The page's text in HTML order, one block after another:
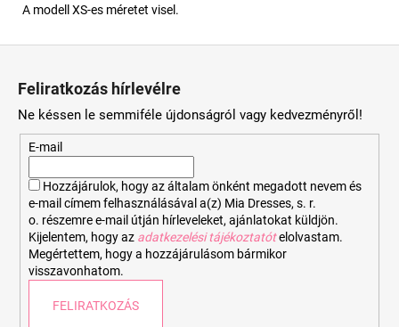
A modell XS-es méretet visel.
Feliratkozás hírlevélre
Ne késsen le semmiféle újdonságról vagy kedvezményről!
E-mail
Hozzájárulok, hogy az általam önként megadott nevem és
e-mail címem felhasználásával a(z) Mia Dresses, s. r.
o. részemre e-mail útján hírleveleket, ajánlatokat küldjön.
Kijelentem, hogy az adatkezelési tájékoztatót elolvastam.
Megértettem, hogy a hozzájárulásom bármikor
visszavonhatom.
FELIRATKOZÁS